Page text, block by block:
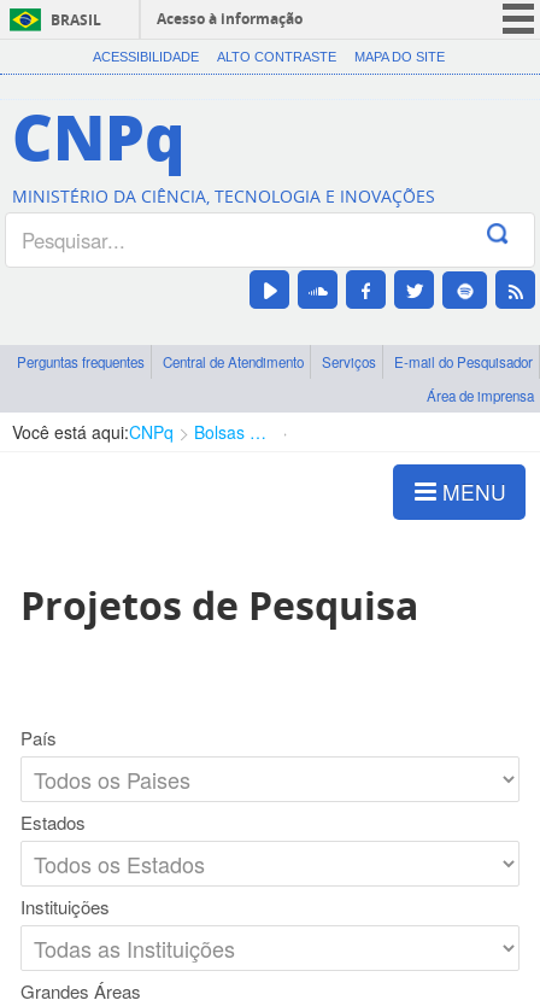
BRASIL
Acesso à informação
CORONAVÍRUS (COVID-19)
Canais
ACESSIBILIDADE ALTO CONTRASTE MAPA DO SITE
CNPq
MINISTÉRIO DA CIÊNCIA, TECNOLOGIA E INOVAÇÕES
Perguntas frequentes Central de Atendimento Serviços
E-mail do Pesquisador
Área de imprensa
Você está aqui:CNPq Bolsas e Auxílios Vigentes
MENU
Projetos de Pesquisa
País
Estados
Instituições
Grandes Áreas